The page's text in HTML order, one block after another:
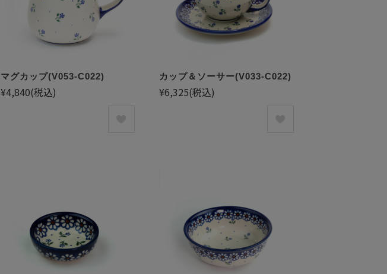
マグカップ(V053-C022)
¥4,840(税込)
カップ＆ソーサー(V033-C022)
¥6,325(税込)